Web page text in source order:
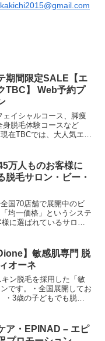
期間限定SALE【エ
TBC】 Web予約プ
イシャルコース、脚痩
脱毛体験コースなど
在TBCでは、大人気エス
万人ものお客様に
脱毛サロン・ビー・
国70店舗で展開中のビ
均一価格」というシステ
に選ばれているサロン
】敏感肌専門 脱
オーネ
ン脱毛を採用した「敏
です。・全国展開してお
・3歳の子どもでも脱毛
ア・EPINAD – エピ